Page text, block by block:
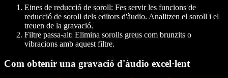
Eines de reducció de soroll: Fes servir les funcions de
reducció de soroll dels editors d'àudio. Analitzen el soroll i el
treuen de la gravació.
Filtre passa-alt: Elimina sorolls greus com brunzits o
vibracions amb aquest filtre.
Com obtenir una gravació d'àudio excel·lent